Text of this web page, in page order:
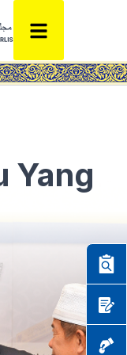
Yang